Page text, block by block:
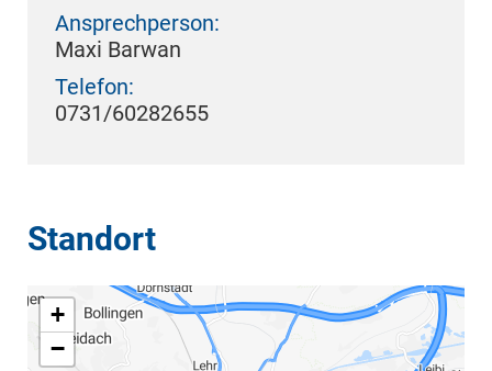
Ansprechperson:
Maxi Barwan
Telefon:
0731/60282655
Standort